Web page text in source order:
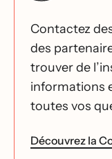
Contactez
des
trouver de
informations
toutes vos
Découvrez la